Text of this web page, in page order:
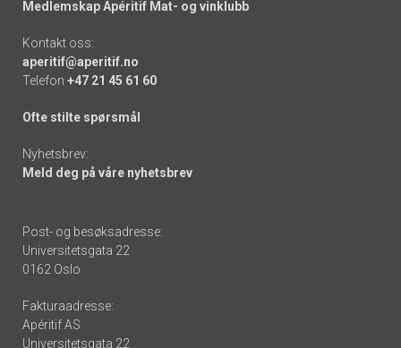
Medlemskap Apéritif Mat- og vinklubb
Kontakt oss:
aperitif@aperitif.no
Telefon +47 21 45 61 60
Ofte stilte spørsmål
Nyhetsbrev:
Meld deg på våre nyhetsbrev
Post- og besøksadresse:
Universitetsgata 22
0162 Oslo
Fakturaadresse:
Apéritif AS
Universitetsgata 22